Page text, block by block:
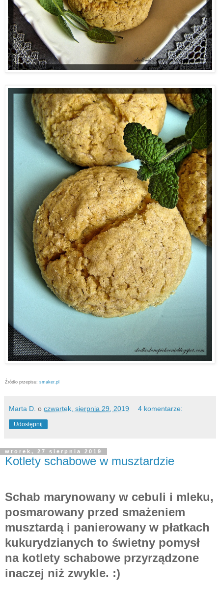
Źródło przepisu: smaker.pl
Marta D. o czwartek, sierpnia 29, 2019 4 komentarze:
Udostępnij
wtorek, 27 sierpnia 2019
Kotlety schabowe w musztardzie
Schab marynowany w cebuli i mleku,
posmarowany przed smażeniem
musztardą i panierowany w płatkach
kukurydzianych to świetny pomysł
na kotlety schabowe przyrządzone
inaczej niż zwykle. :)